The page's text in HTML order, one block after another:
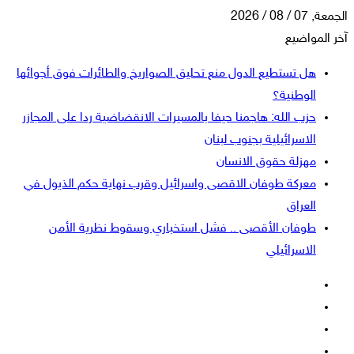
الجمعة, 07 / 08 / 2026
آخر المواضيع
هل تستطيع الدول منع تحليق الصواريخ والطائرات فوق أجوائها
الوطنية؟
حزب الله: هاجمنا حيفا بالمسيرات الانقضاضية ردا على المجازر
الاسرائيلية بجنوب لبنان
مهزلة حقوق الانسان
معركة طوفان الاقصى واسرائيل وقرب نهاية حكم الذيول في
العراق
طوفان الأقصى .. فشل استخباري وسقوط نظرية الأمن
الاسرائيلي